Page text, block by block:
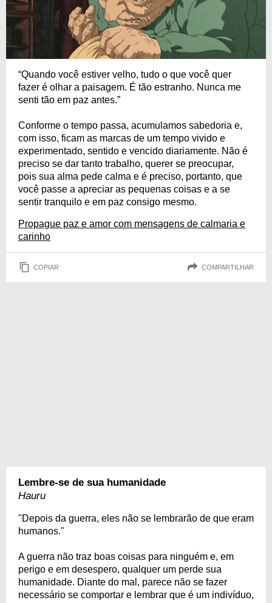
“Quando você estiver velho, tudo o que você quer
fazer é olhar a paisagem. É tão estranho. Nunca me
senti tão em paz antes.”
Conforme o tempo passa, acumulamos sabedoria e,
com isso, ficam as marcas de um tempo vivido e
experimentado, sentido e vencido diariamente. Não é
preciso se dar tanto trabalho, querer se preocupar,
pois sua alma pede calma e é preciso, portanto, que
você passe a apreciar as pequenas coisas e a se
sentir tranquilo e em paz consigo mesmo.
Propague paz e amor com mensagens de calmaria e
carinho
COPIAR COMPARTILHAR
Lembre-se de sua humanidade
Hauru
"Depois da guerra, eles não se lembrarão de que eram
humanos."
A guerra não traz boas coisas para ninguém e, em
perigo e em desespero, qualquer um perde sua
humanidade. Diante do mal, parece não se fazer
necessário se comportar e lembrar que é um indivíduo,